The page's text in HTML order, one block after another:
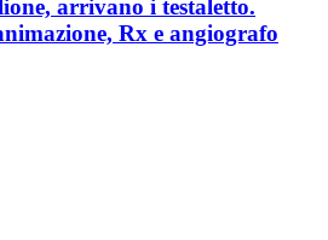
arrivano i testaletto.
Rx e angiografo